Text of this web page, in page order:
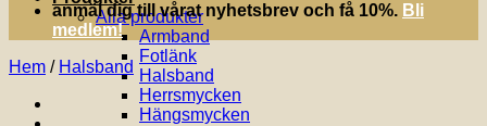
Alla produkter
Armband
Fotlänk
Halsband
Herrsmycken
Hängsmycken
anmäl dig till vårat nyhetsbrev och få 10%. Bli
medlem!
Hem / Halsband